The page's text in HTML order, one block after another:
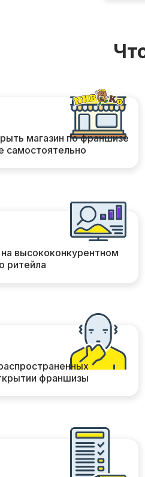
франшизы
магазин по франшизе
самостоятельно
высококонкурентном
ритейла